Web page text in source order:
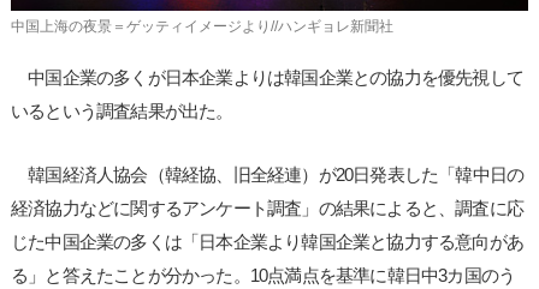
中国上海の夜景＝ゲッティイメージより//ハンギョレ新聞社
中国企業の多くが日本企業よりは韓国企業との協力を優先視して
いるという調査結果が出た。
韓国経済人協会（韓経協、旧全経連）が20日発表した「韓中日の
経済協力などに関するアンケート調査」の結果によると、調査に応
じた中国企業の多くは「日本企業より韓国企業と協力する意向があ
る」と答えたことが分かった。10点満点を基準に韓日中3カ国のう